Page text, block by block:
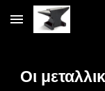
Skip to main content
Οι